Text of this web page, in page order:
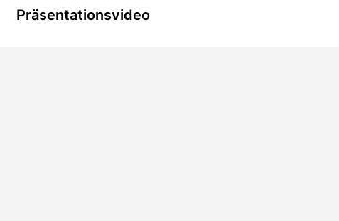
Präsentationsvideo